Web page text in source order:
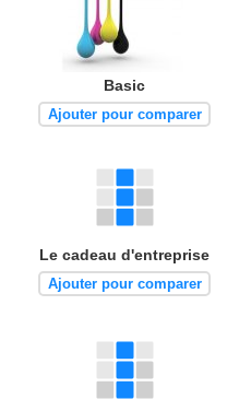
Basic
Ajouter pour comparer
Le cadeau d'entreprise
Ajouter pour comparer